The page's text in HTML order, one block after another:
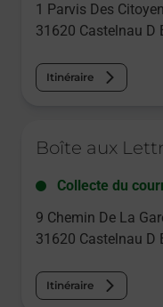
1 Parvis Des
31620 Castelnau D
Itinéraire
Boîte aux
Collecte du
9 Chemin De La
31620 Castelnau D
Itinéraire